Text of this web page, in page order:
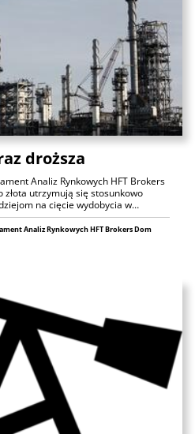
droższa
Analiz Rynkowych HFT Brokers
utrzymują się stosunkowo
na cięcie wydobycia w…
Analiz Rynkowych HFT Brokers Dom